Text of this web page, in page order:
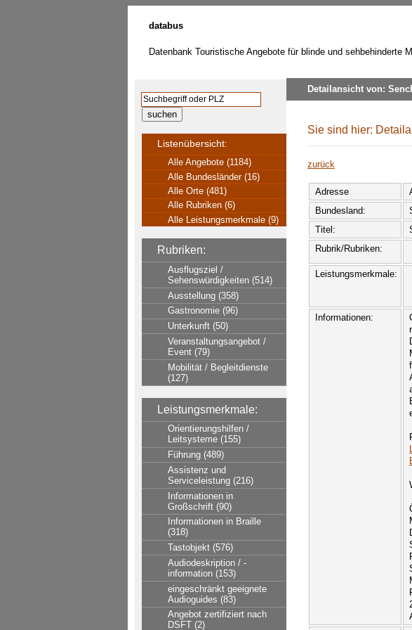
databus
Datenbank Touristische Angebote für blinde und sehbehinderte
Detailansicht von:
Listenübersicht:
Alle Angebote (1184)
Alle Bundesländer (16)
Alle Orte (481)
Alle Rubriken (6)
Alle Leistungsmerkmale (9)
Rubriken:
Ausflugsziel /
Sehenswürdigkeiten (514)
Ausstellung (358)
Gastronomie (96)
Unterkunft (50)
Veranstaltungsangebot /
Event (79)
Mobilität / Begleitdienste
(127)
Leistungsmerkmale:
Orientierungshilfen /
Leitsysteme (155)
Führung (489)
Assistenz und
Serviceleistung (216)
Informationen in
Großschrift (90)
Informationen in Braille
(318)
Tastobjekt (576)
Audiodeskription / -
information (153)
eingeschränkt geeignete
Audioguides (83)
Angebot zertifiziert nach
DSFT (2)
Sie sind hier:
zurück
Adresse
Bundesland:
Titel:
Rubrik/Rubriken:
Leistungsmerkmale:
Informationen: